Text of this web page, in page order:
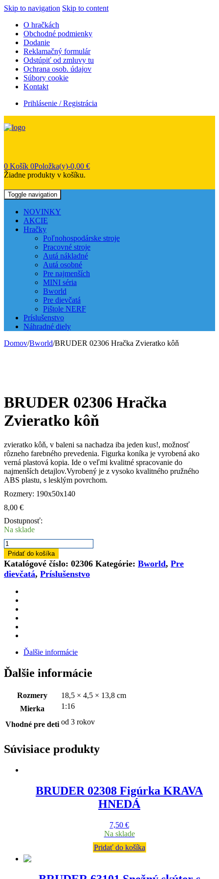
Skip to navigation Skip to content
O hračkách
Obchodné podmienky
Dodanie
Reklamačný formulár
Odstúpiť od zmluvy tu
Ochrana osob. údajov
Súbory cookie
Kontakt
Prihlásenie / Registrácia
0 Košík 0Položka(y)-0,00 €
Žiadne produkty v košíku.
Toggle navigation
NOVINKY
AKCIE
Hračky
Poľnohospodárske stroje
Pracovné stroje
Autá nákladné
Autá osobné
Pre najmenších
MINI séria
Bworld
Pre dievčatá
Pištole NERF
Príslušenstvo
Náhradné diely
Domov/Bworld/BRUDER 02306 Hračka Zvieratko kôň
BRUDER 02306 Hračka
Zvieratko kôň
zvieratko kôň, v baleni sa nachadza iba jeden kus!, možnosť
rôzneho farebného prevedenia. Figurka koníka je vyrobená ako
verná plastová kopia. Ide o veľmi kvalitné spracovanie do
najmenších detajlov.Vyrobený je z vysoko kvalitného pružného
ABS plastu, s lesklým povrchom.
Rozmery: 190x50x140
8,00 €
Dostupnosť:
Na sklade
množstvo
BRUDER
02306
Hračka
Zvieratko
Pridať do košíka
Katalógové číslo: 02306 Kategórie: Bworld, Pre
dievčatá, Príslušenstvo
Ďalšie informácie
Ďalšie informácie
Rozmery
18,5 × 4,5 × 13,8 cm
Mierka
1:16
Vhodné pre deti od 3 rokov
Súvisiace produkty
BRUDER 02308 Figúrka KRAVA
HNEDÁ
7,50 €
Na sklade
Pridať do košíka